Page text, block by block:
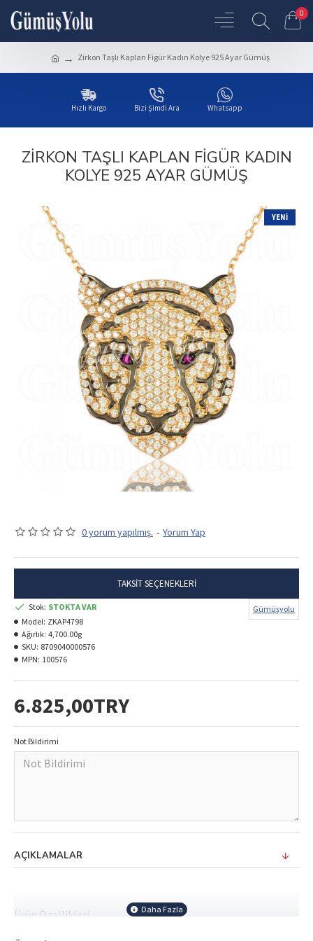
0
Zirkon Taşlı Kaplan Figür Kadın Kolye 925 Ayar Gümüş
Hızlı Kargo Bizi Şimdi Ara Whatsapp
ZIRKON TAŞLI KAPLAN FIGÜR KADIN
KOLYE 925 AYAR GÜMÜŞ
YENI
0 yorum yapılmış. - Yorum Yap
TAKSIT SEÇENEKLERI
6.825,00TRY
Stok: STOKTA VAR
Model: ZKAP4798
Ağırlık: 4,700.00g
SKU: 8709040000576
MPN: 100576
Gümüşyolu
Not Bildirimi
AÇIKLAMALAR
Ürün Özellikleri